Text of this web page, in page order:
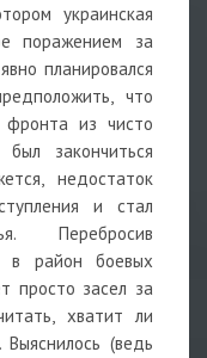
украинская
поражением за
планировался
что
фронта из чисто
закончиться
недостаток
и стал
Перебросив
в район боевых
просто засел за
хватит ли
(ведь